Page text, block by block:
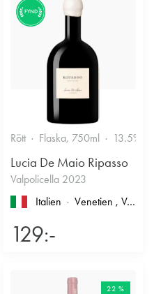
Stramt & Nyanserat
FYND
Rött Flaska, 750ml 13.5%
Lucia De Maio Ripasso
Valpolicella 2023
Italien
Venetien , Valpolicella
129:-
22 %